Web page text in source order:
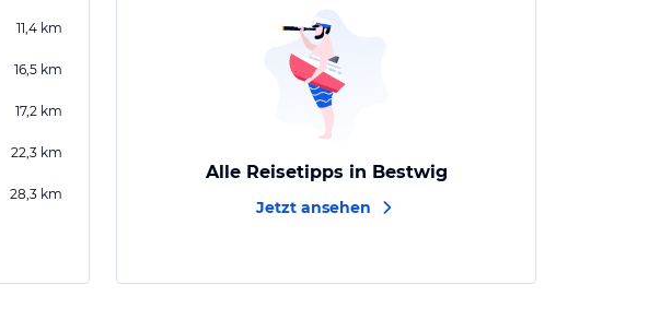
11,4 km
16,5 km
17,2 km
22,3 km
28,3 km
Alle Reisetipps in Bestwig
Jetzt ansehen